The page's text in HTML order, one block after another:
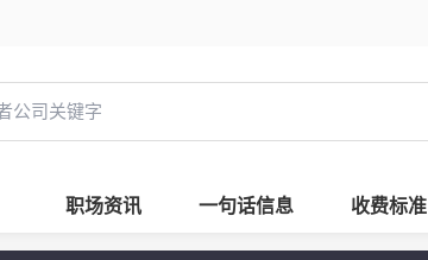
职场资讯 一句话信息 收费标准